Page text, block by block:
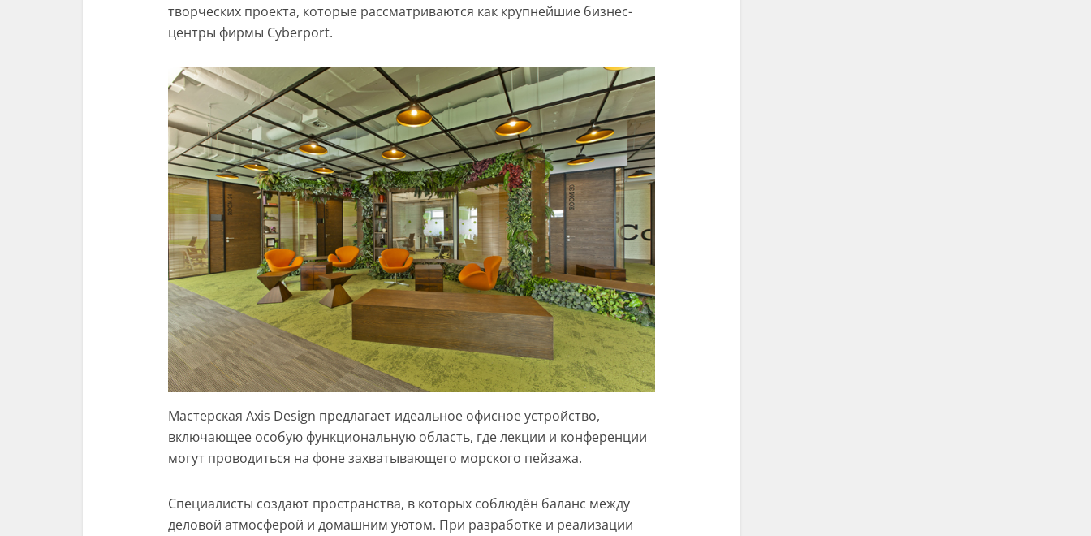
творческих проекта, которые рассматриваются как крупнейшие бизнес-
центры фирмы Cyberport.
Мастерская Axis Design предлагает идеальное офисное устройство,
включающее особую функциональную область, где лекции и конференции
могут проводиться на фоне захватывающего морского пейзажа.
Специалисты создают пространства, в которых соблюдён баланс между
деловой атмосферой и домашним уютом. При разработке и реализации